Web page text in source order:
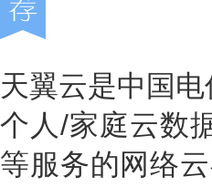
天翼云是中国
个人/家庭云数
等服务的网络